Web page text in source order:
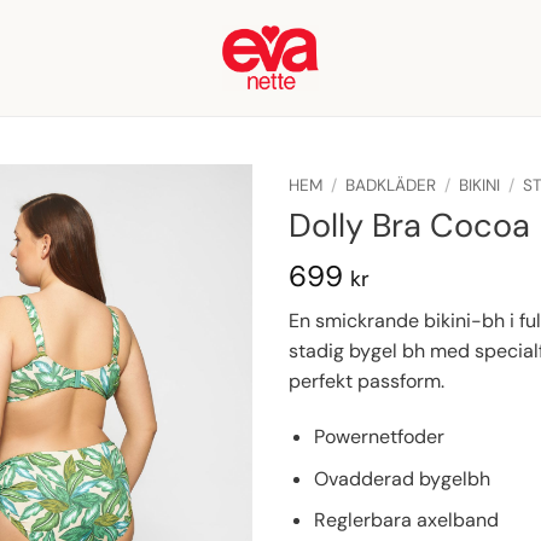
HEM / BADKLÄDER / BIKINI /
Dolly Bra Cocoa
699 kr
En smickrande bikini-bh i
stadig bygel bh med
perfekt passform.
Powernetfoder
Ovadderad bygelbh
Reglerbara axelband